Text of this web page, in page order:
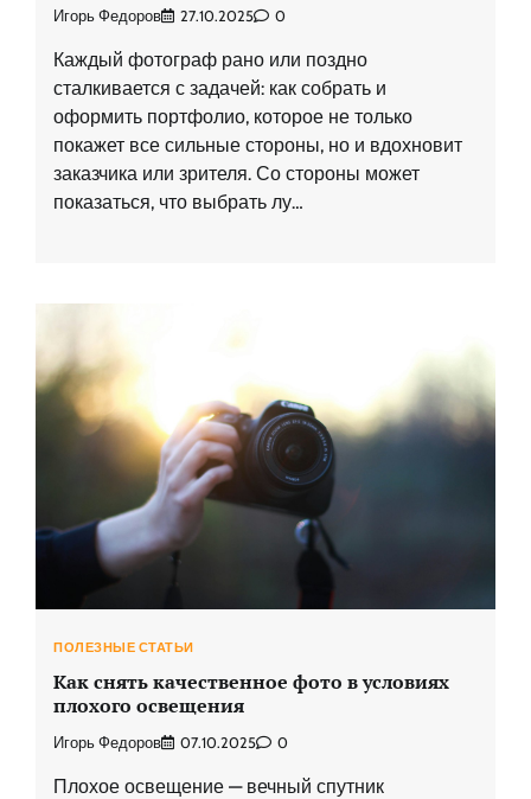
Игорь Федоров 27.10.2025 0
Каждый фотограф рано или поздно
сталкивается с задачей: как собрать и
оформить портфолио, которое не только
покажет все сильные стороны, но и вдохновит
заказчика или зрителя. Со стороны может
показаться, что выбрать лу…
ПОЛЕЗНЫЕ СТАТЬИ
Как снять качественное фото в условиях
плохого освещения
Игорь Федоров 07.10.2025 0
Плохое освещение — вечный спутник